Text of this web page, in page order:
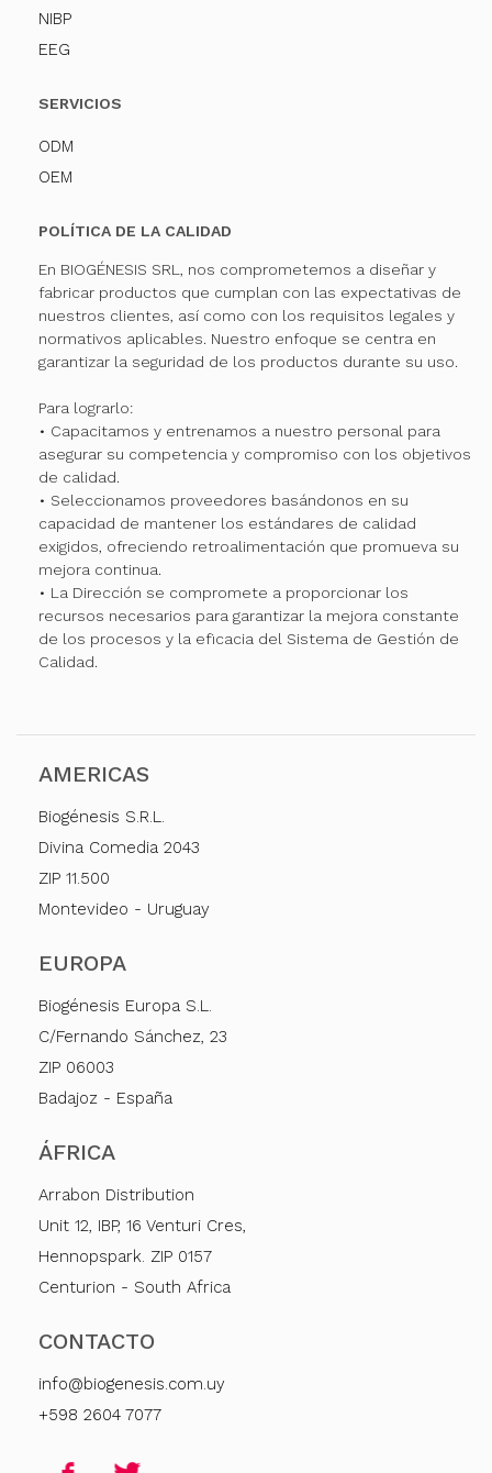
NIBP
EEG
SERVICIOS
ODM
OEM
POLÍTICA DE LA CALIDAD
En BIOGÉNESIS SRL, nos comprometemos a diseñar y
fabricar productos que cumplan con las expectativas de
nuestros clientes, así como con los requisitos legales y
normativos aplicables. Nuestro enfoque se centra en
garantizar la seguridad de los productos durante su uso.
Para lograrlo:
• Capacitamos y entrenamos a nuestro personal para
asegurar su competencia y compromiso con los objetivos
de calidad.
• Seleccionamos proveedores basándonos en su
capacidad de mantener los estándares de calidad
exigidos, ofreciendo retroalimentación que promueva su
mejora continua.
• La Dirección se compromete a proporcionar los
recursos necesarios para garantizar la mejora constante
de los procesos y la eficacia del Sistema de Gestión de
Calidad.
AMERICAS
Biogénesis S.R.L.
Divina Comedia 2043
ZIP 11.500
Montevideo - Uruguay
EUROPA
Biogénesis Europa S.L.
C/Fernando Sánchez, 23
ZIP 06003
Badajoz - España
ÁFRICA
Arrabon Distribution
Unit 12, IBP, 16 Venturi Cres,
Hennopspark. ZIP 0157
Centurion - South Africa
CONTACTO
info@biogenesis.com.uy
+598 2604 7077